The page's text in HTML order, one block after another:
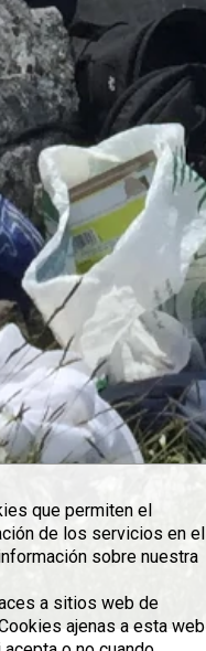
que permiten el
de los servicios en el
sobre nuestra
a sitios web de
ajenas a esta web